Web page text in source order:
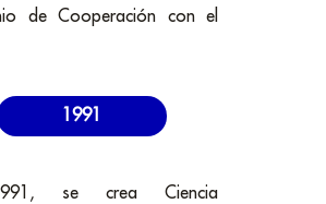
de Cooperación con el
1991
se crea Ciencia